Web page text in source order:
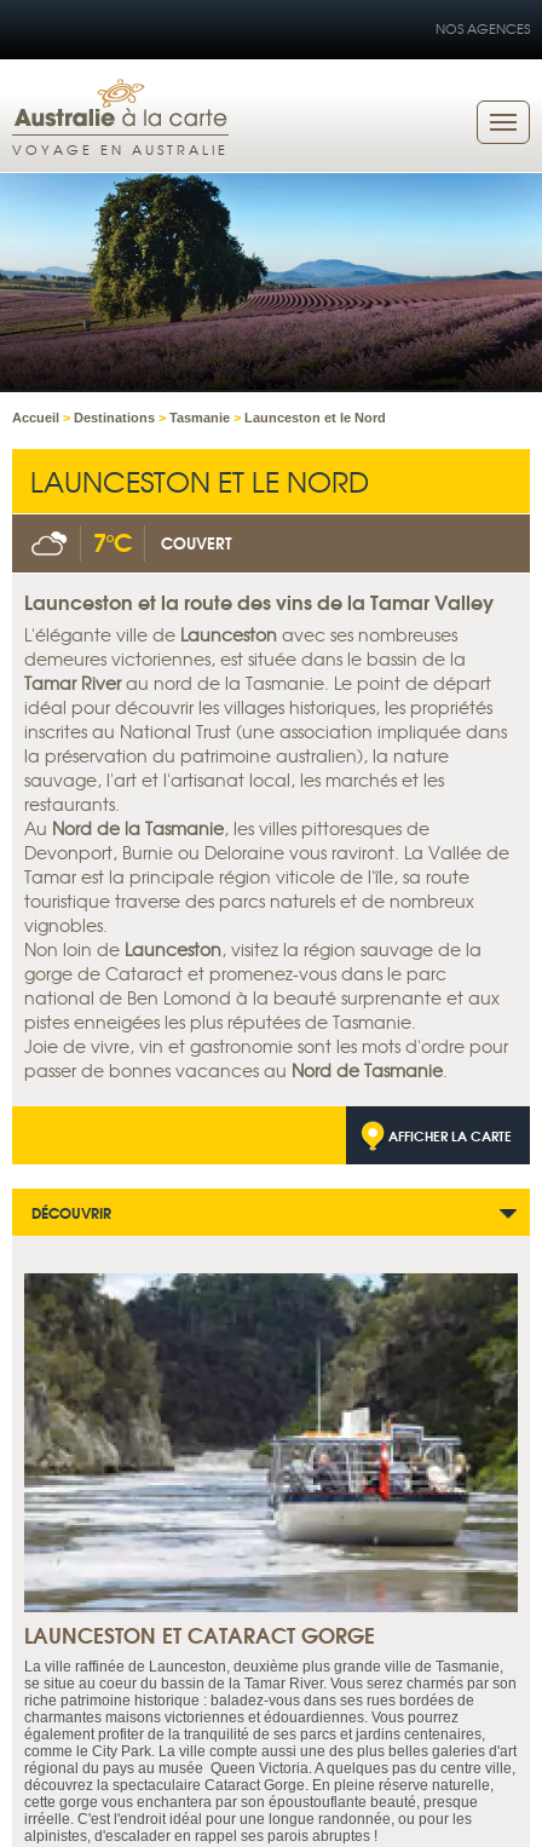
NOS AGENCES
VOYAGE EN AUSTRALIE
Accueil > Destinations > Tasmanie > Launceston et le Nord
LAUNCESTON ET LE NORD
7°C COUVERT
Launceston et la route des vins de la Tamar Valley
L'élégante ville de Launceston avec ses nombreuses
demeures victoriennes, est située dans le bassin de la
Tamar Riverau nord de la Tasmanie. Le point de départ
idéal pour découvrir les villages historiques, les propriétés
inscrites au National Trust (une association impliquée dans
la préservation du patrimoine australien), la nature
sauvage, l'art et l'artisanat local, les marchés et les
restaurants.
Au Nord de la Tasmanie, les villes pittoresques de
Devonport, Burnie ou Deloraine vous raviront. La Vallée de
Tamar est la principale région viticole de l'île, sa route
touristique traverse des parcs naturels et de nombreux
vignobles.
Non loin de Launceston, visitez la région sauvage de la
gorge de Cataract et promenez-vous dans le parc
national de Ben Lomond à la beauté surprenante et aux
pistes enneigées les plus réputées de Tasmanie.
Joie de vivre, vin et gastronomie sont les mots d'ordre pour
passer de bonnes vacances au Nord de Tasmanie.
AFFICHER LA CARTE
DÉCOUVRIR
LAUNCESTON ET CATARACT GORGE
La ville raffinée de Launceston, deuxième plus grande ville de Tasmanie,
se situe au coeur du bassin de la Tamar River. Vous serez charmés par son
riche patrimoine historique : baladez-vous dans ses rues bordées de
charmantes maisons victoriennes et édouardiennes. Vous pourrez
également profiter de la tranquilité de ses parcs et jardins centenaires,
comme le City Park. La ville compte aussi une des plus belles galeries d'art
régional du pays au musée Queen Victoria. A quelques pas du centre ville,
découvrez la spectaculaire Cataract Gorge. En pleine réserve naturelle,
cette gorge vous enchantera par son époustouflante beauté, presque
irréelle. C'est l'endroit idéal pour une longue randonnée, ou pour les
alpinistes, d'escalader en rappel ses parois abruptes !